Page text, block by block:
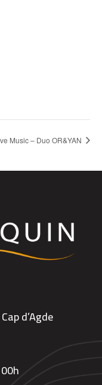
Music – Duo OR&YAN
d’Agde